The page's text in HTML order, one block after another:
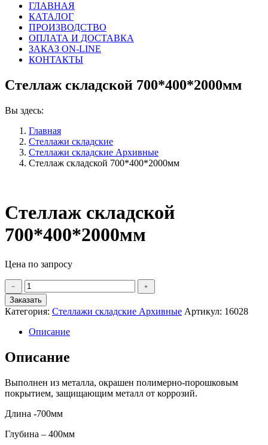
ГЛАВНАЯ
КАТАЛОГ
ПРОИЗВОДСТВО
ОПЛАТА И ДОСТАВКА
ЗАКАЗ ON-LINE
КОНТАКТЫ
Стеллаж складской 700*400*2000мм
Вы здесь:
Главная
Стеллажи складские
Стеллажи складские Архивные
Стеллаж складской 700*400*2000мм
Стеллаж складской
700*400*2000мм
Цена по запросу
Количество
товара
Стеллаж
складской
700*400*2000мм
﹣
﹢
Заказать
Категория: Стеллажи складские Архивные Артикул: 16028
Описание
Описание
Выполнен из металла, окрашен полимерно-порошковым
покрытием, защищающим металл от коррозий.
Длина -700мм
Глубина – 400мм